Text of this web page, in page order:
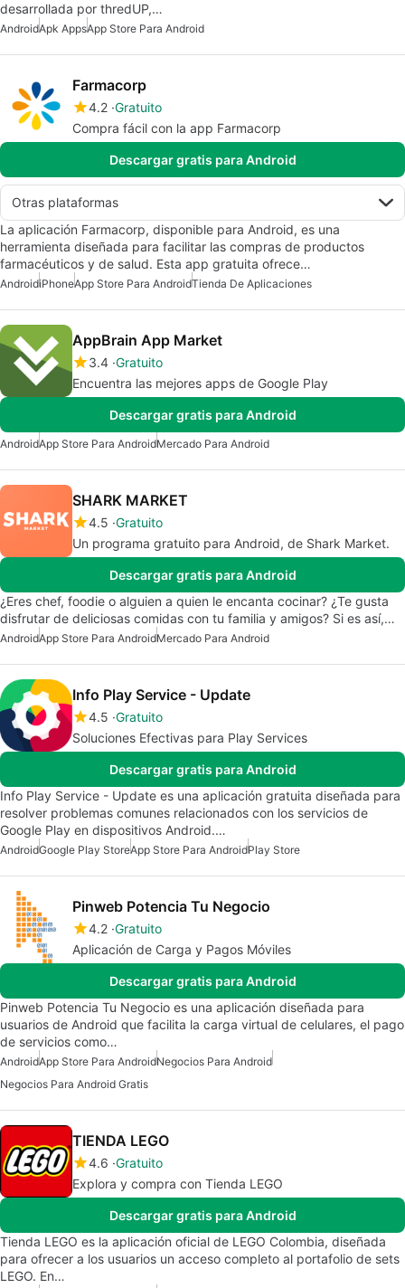
desarrollada por thredUP,…
AndroidApk AppsApp Store Para Android
Farmacorp
4.2 Gratuito
Compra fácil con la app Farmacorp
Descargar gratis para Android
Otras plataformas
La aplicación Farmacorp, disponible para Android, es una
herramienta diseñada para facilitar las compras de productos
farmacéuticos y de salud. Esta app gratuita ofrece…
AndroidiPhoneApp Store Para AndroidTienda De Aplicaciones
AppBrain App Market
3.4 Gratuito
Encuentra las mejores apps de Google Play
Descargar gratis para Android
AndroidApp Store Para AndroidMercado Para Android
SHARK MARKET
4.5 Gratuito
Un programa gratuito para Android, de Shark Market.
Descargar gratis para Android
¿Eres chef, foodie o alguien a quien le encanta cocinar? ¿Te gusta
disfrutar de deliciosas comidas con tu familia y amigos? Si es así,…
AndroidApp Store Para AndroidMercado Para Android
Info Play Service - Update
4.5 Gratuito
Soluciones Efectivas para Play Services
Descargar gratis para Android
Info Play Service - Update es una aplicación gratuita diseñada para
resolver problemas comunes relacionados con los servicios de
Google Play en dispositivos Android.…
AndroidGoogle Play StoreApp Store Para AndroidPlay Store
Pinweb Potencia Tu Negocio
4.2 Gratuito
Aplicación de Carga y Pagos Móviles
Descargar gratis para Android
Pinweb Potencia Tu Negocio es una aplicación diseñada para
usuarios de Android que facilita la carga virtual de celulares, el pago
de servicios como…
AndroidApp Store Para AndroidNegocios Para Android
Negocios Para Android Gratis
TIENDA LEGO
4.6 Gratuito
Explora y compra con Tienda LEGO
Descargar gratis para Android
Tienda LEGO es la aplicación oficial de LEGO Colombia, diseñada
para ofrecer a los usuarios un acceso completo al portafolio de sets
LEGO. En…